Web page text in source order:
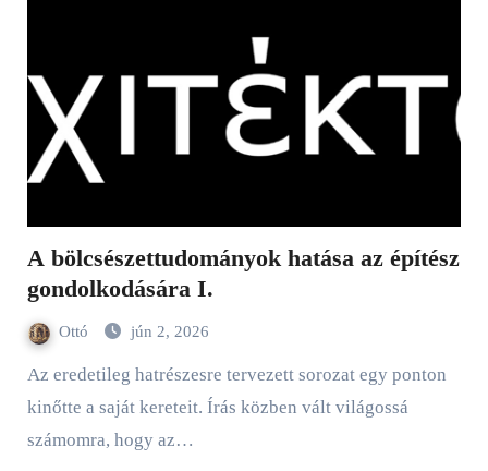
A bölcsészettudományok hatása az építész
gondolkodására I.
Ottó jún 2, 2026
Az eredetileg hatrészesre tervezett sorozat egy ponton
kinőtte a saját kereteit. Írás közben vált világossá
számomra, hogy az…